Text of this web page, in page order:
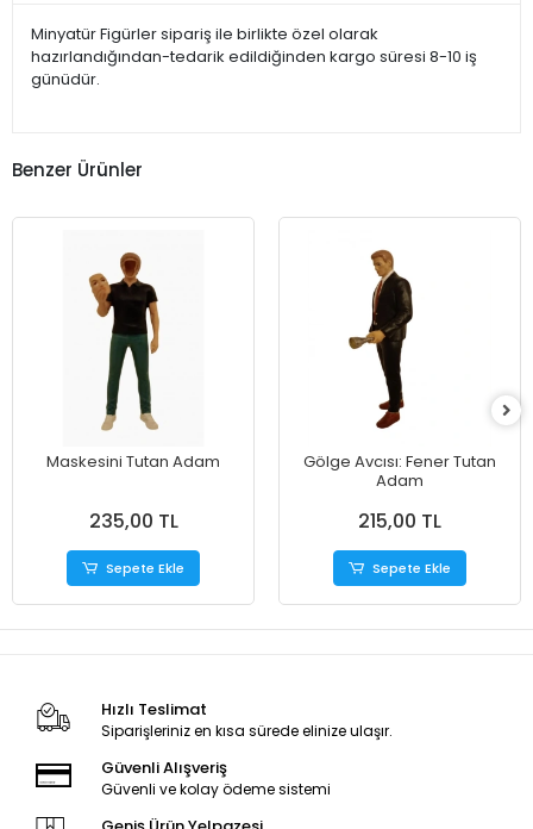
Minyatür Figürler sipariş ile birlikte özel olarak
hazırlandığından-tedarik edildiğinden kargo süresi 8-10 iş
günüdür.
Benzer Ürünler
Maskesini Tutan Adam
235,00 TL
Sepete Ekle
​Gölge Avcısı: Fener Tutan
Adam
215,00 TL
Sepete Ekle
Hızlı Teslimat
Siparişleriniz en kısa sürede elinize ulaşır.
Güvenli Alışveriş
Güvenli ve kolay ödeme sistemi